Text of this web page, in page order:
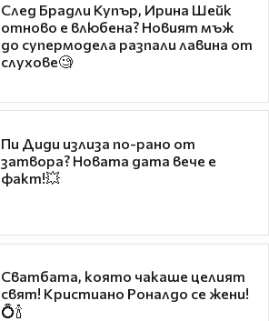
След Брадли Купър, Ирина Шейк
отново е влюбена? Новият мъж
до супермодела разпали лавина от
слухове🧐
Пи Диди излиза по-рано от
затвора? Новата дата вече е
факт!💥
Сватбата, която чакаше целият
свят! Кристиано Роналдо се жени!
💍🍾